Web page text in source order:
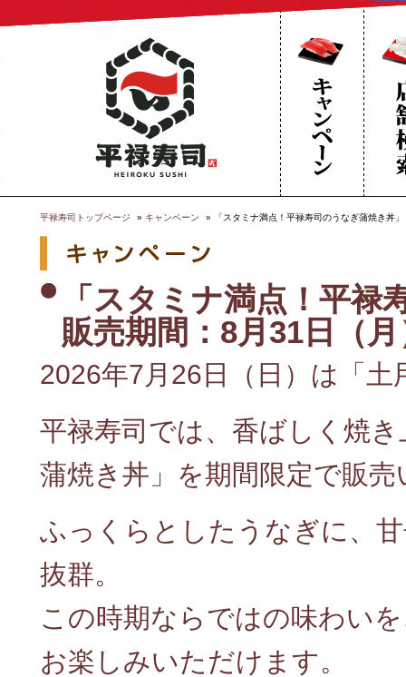
平禄寿司トップページ キャンペーン 「スタミナ満点！平禄寿司のうなぎ蒲焼き
「スタミナ満点！平
販売期間：8月31日（
2026年7月26日（日）は「土
平禄寿司では、香ばしく焼
蒲焼き丼」を期間限定で販
ふっくらとしたうなぎに、
抜群。
この時期ならではの味わい
お楽しみいただけます。